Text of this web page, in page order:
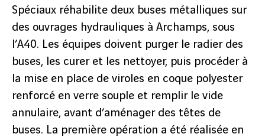
Spéciaux réhabilite deux buses métalliques sur
des ouvrages hydrauliques à Archamps, sous
l’A40. Les équipes doivent purger le radier des
buses, les curer et les nettoyer, puis procéder à
la mise en place de viroles en coque polyester
renforcé en verre souple et remplir le vide
annulaire, avant d’aménager des têtes de
buses. La première opération a été réalisée en